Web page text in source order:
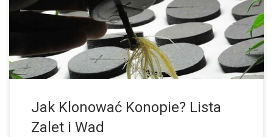
domowej. […]
Jak Klonować Konopie? Lista
Zalet i Wad